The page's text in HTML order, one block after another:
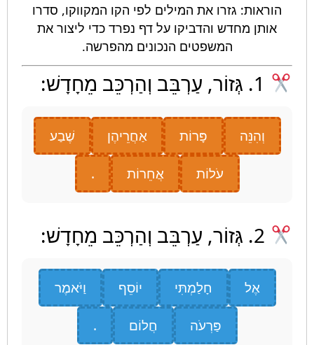
גזרו את המילים לפי הקו המקווקו, סדרו
מחדש והדביקו על דף נפרד כדי ליצור את
המשפטים הנכונים מהפרשה.
וְהִנֵּה פָּרוֹת אַחֲרֵיהֶן
שֶׁבַע
עֹלוֹת
אֲחֵרוֹת .
חָלַמְתִּי יוֹסֵף
וַיֹּאמֶר
פַּרְעֹה
חֲלוֹם .